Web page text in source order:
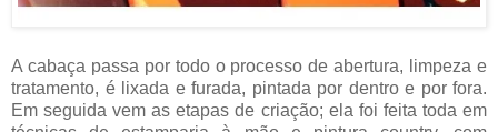
A cabaça passa por todo o processo de abertura, limpeza e
tratamento, é lixada e furada, pintada por dentro e por fora.
Em seguida vem as etapas de criação; ela foi feita toda em